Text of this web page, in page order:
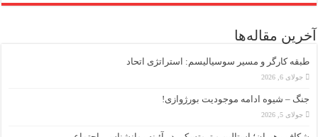
آخرین مقاله‌ها
طبقه کارگر و مسیر سوسیالیسم: استراتژی اتحاد
جولای 6, 2026
جنگ – شیوه ادامه موجودیت بورژوازی!
جولای 5, 2026